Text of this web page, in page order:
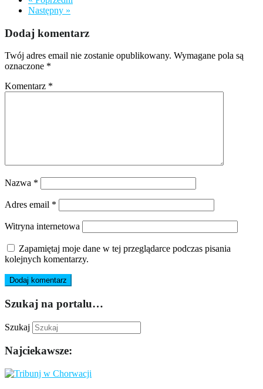
Następny »
Dodaj komentarz
Twój adres email nie zostanie opublikowany. Wymagane pola są
oznaczone *
Komentarz *
Nazwa *
Adres email *
Witryna internetowa
Zapamiętaj moje dane w tej przeglądarce podczas pisania
kolejnych komentarzy.
Szukaj na portalu…
Szukaj
Najciekawsze: